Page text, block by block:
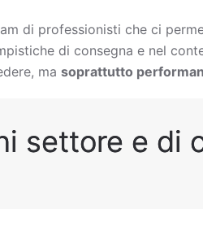
di professionisti che ci
di consegna e nel
ma soprattutto
settore e di